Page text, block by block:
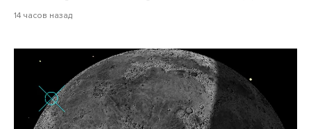
14 часов назад